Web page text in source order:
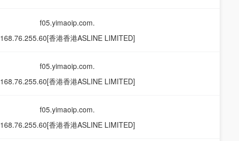
f05.yimaoip.com.
168.76.255.60[香港香港ASLINE LIMITED]
f05.yimaoip.com.
168.76.255.60[香港香港ASLINE LIMITED]
f05.yimaoip.com.
168.76.255.60[香港香港ASLINE LIMITED]